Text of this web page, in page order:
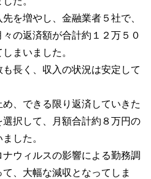
を増やし、金融業者５社で、
の返済額が合計約１２万５０
まいました。
長く、収入の状況は安定して
、できる限り返済していきた
択して、月額合計約８万円の
した。
ウィルスの影響による勤務調
、大幅な減収となってしま